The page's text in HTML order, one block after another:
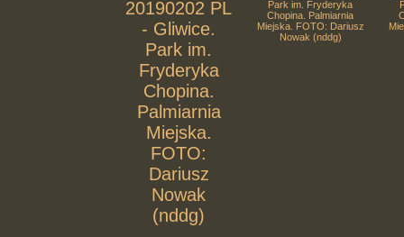
20190202 PL
- Gliwice.
Park im.
Fryderyka
Chopina.
Palmiarnia
Miejska.
FOTO:
Dariusz
Nowak
(nddg)
Park im. Fryderyka
Chopina. Palmiarnia
Miejska. FOTO: Dariusz
Nowak (nddg)